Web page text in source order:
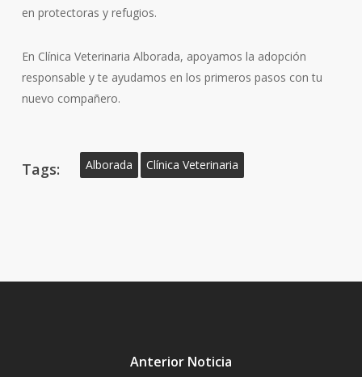
en protectoras y refugios.
En Clínica Veterinaria Alborada, apoyamos la adopción
responsable y te ayudamos en los primeros pasos con tu
nuevo compañero.
Tags: Alborada Clínica Veterinaria
Anterior Noticia